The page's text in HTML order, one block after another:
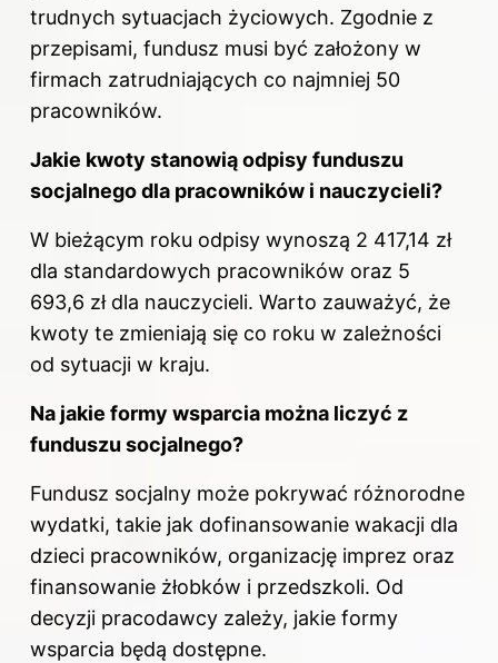
trudnych sytuacjach życiowych. Zgodnie z
przepisami, fundusz musi być założony w
firmach zatrudniających co najmniej 50
pracowników.
Jakie kwoty stanowią odpisy funduszu
socjalnego dla pracowników i nauczycieli?
W bieżącym roku odpisy wynoszą 2 417,14 zł
dla standardowych pracowników oraz 5
693,6 zł dla nauczycieli. Warto zauważyć, że
kwoty te zmieniają się co roku w zależności
od sytuacji w kraju.
Na jakie formy wsparcia można liczyć z
funduszu socjalnego?
Fundusz socjalny może pokrywać różnorodne
wydatki, takie jak dofinansowanie wakacji dla
dzieci pracowników, organizację imprez oraz
finansowanie żłobków i przedszkoli. Od
decyzji pracodawcy zależy, jakie formy
wsparcia będą dostępne.